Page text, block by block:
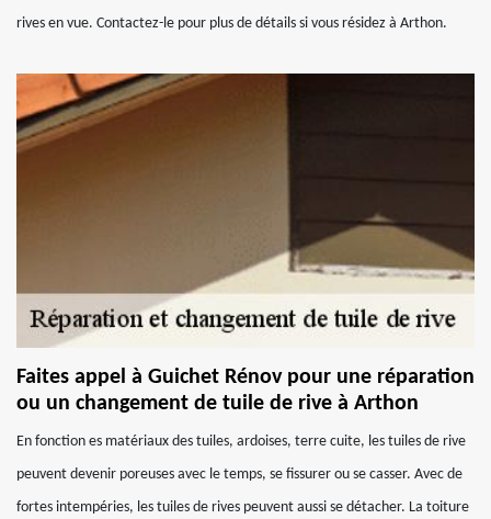
rives en vue. Contactez-le pour plus de détails si vous résidez à Arthon.
Faites appel à Guichet Rénov pour une réparation
ou un changement de tuile de rive à Arthon
En fonction es matériaux des tuiles, ardoises, terre cuite, les tuiles de rive
peuvent devenir poreuses avec le temps, se fissurer ou se casser. Avec de
fortes intempéries, les tuiles de rives peuvent aussi se détacher. La toiture